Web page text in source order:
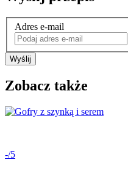
Adres e-mail
Wyślij
Zobacz także
-/5